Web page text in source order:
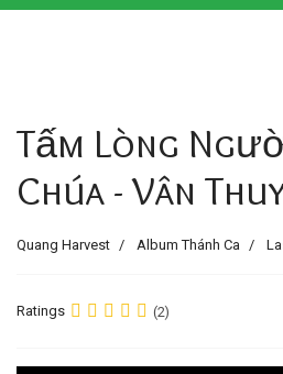
Tấm Lòng
Chúa - Vân
Quang Harvest Album Thánh Ca
Ratings (2)